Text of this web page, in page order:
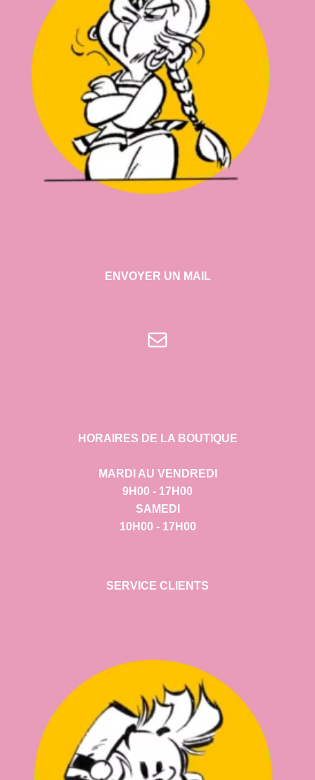
ENVOYER UN MAIL
E-mail
HORAIRES DE LA BOUTIQUE
MARDI AU VENDREDI
9H00 - 17H00
SAMEDI
10H00 - 17H00
SERVICE CLIENTS